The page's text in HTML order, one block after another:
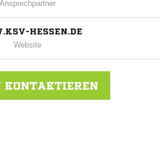
Ansprechpartner
HESSEN.DE
Website
KONTAKTIEREN